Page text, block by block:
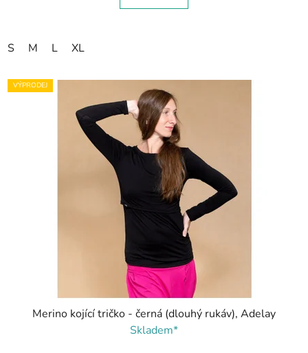
S M L XL
VÝPRODEJ
Merino kojící tričko - černá (dlouhý rukáv), Adelay
Skladem*